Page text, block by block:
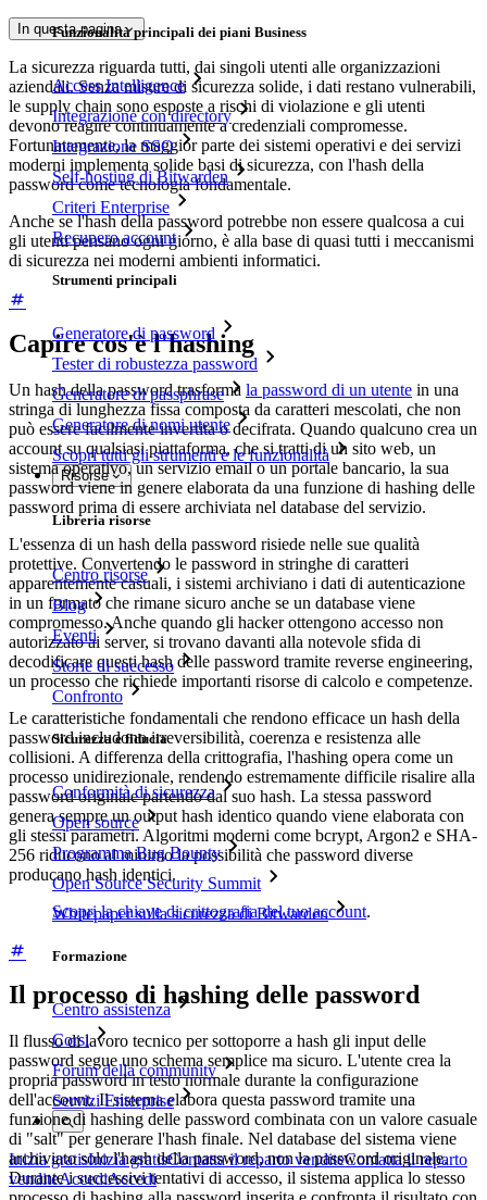
Funzionalità principali dei piani Business
Access Intelligence
Integrazione con directory
Integrazione SSO
Self-hosting di Bitwarden
Criteri Enterprise
Recupero account
Strumenti principali
Generatore di password
Tester di robustezza password
Generatore di passphrase
Generatore di nomi utente
Scopri tutti gli strumenti e le funzionalità
Risorse
Libreria risorse
Centro risorse
Blog
Eventi
Storie di successo
Confronto
Sicurezza e fiducia
Conformità di sicurezza
Open source
Programma Bug Bounty
Open Source Security Summit
Whitepaper sulla sicurezza di Bitwarden
Formazione
Centro assistenza
Corsi
Forum della community
Servizi Enterprise
Inizia gratisInizia gratisContatta il reparto venditeContatta il reparto
venditeAccediAccedi
In questa pagina
La sicurezza riguarda tutti, dai singoli utenti alle organizzazioni
aziendali. Senza misure di sicurezza solide, i dati restano vulnerabili,
le supply chain sono esposte a rischi di violazione e gli utenti
devono reagire continuamente a credenziali compromesse.
Fortunatamente, la maggior parte dei sistemi operativi e dei servizi
moderni implementa solide basi di sicurezza, con l'hash della
password come tecnologia fondamentale.
Anche se l'hash della password potrebbe non essere qualcosa a cui
gli utenti pensano ogni giorno, è alla base di quasi tutti i meccanismi
di sicurezza nei moderni ambienti informatici.
Capire cos'è l'hashing
Un hash della password trasforma la password di un utente in una
stringa di lunghezza fissa composta da caratteri mescolati, che non
può essere facilmente invertita o decifrata. Quando qualcuno crea un
account su qualsiasi piattaforma, che si tratti di un sito web, un
sistema operativo, un servizio email o un portale bancario, la sua
password viene in genere elaborata da una funzione di hashing delle
password prima di essere archiviata nel database del servizio.
L'essenza di un hash della password risiede nelle sue qualità
protettive. Convertendo le password in stringhe di caratteri
apparentemente casuali, i sistemi archiviano i dati di autenticazione
in un formato che rimane sicuro anche se un database viene
compromesso. Anche quando gli hacker ottengono accesso non
autorizzato ai server, si trovano davanti alla notevole sfida di
decodificare questi hash delle password tramite reverse engineering,
un processo che richiede importanti risorse di calcolo e competenze.
Le caratteristiche fondamentali che rendono efficace un hash della
password includono irreversibilità, coerenza e resistenza alle
collisioni. A differenza della crittografia, l'hashing opera come un
processo unidirezionale, rendendo estremamente difficile risalire alla
password originale partendo dal suo hash. La stessa password
genera sempre un output hash identico quando viene elaborata con
gli stessi parametri. Algoritmi moderni come bcrypt, Argon2 e SHA-
256 riducono al minimo la possibilità che password diverse
producano hash identici.
Scopri la chiave di crittografia del tuo account.
Il processo di hashing delle password
Il flusso di lavoro tecnico per sottoporre a hash gli input delle
password segue uno schema semplice ma sicuro. L'utente crea la
propria password in testo normale durante la configurazione
dell'account. Il sistema elabora questa password tramite una
funzione di hashing delle password combinata con un valore casuale
di "salt" per generare l'hash finale. Nel database del sistema viene
archiviato solo l'hash della password, non la password originale.
Durante i successivi tentativi di accesso, il sistema applica lo stesso